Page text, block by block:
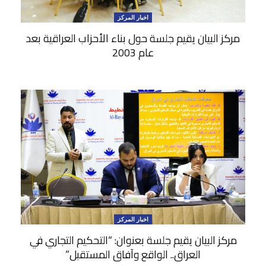
اخبار المركز
مركز البيان يقيم جلسة حول بناء الأحزاب العراقية بعد
عام 2003
اخبار المركز
مركز البيان يقيم جلسة بعنوان: “التحكيم التجاري في
العراق.. الواقع وآفاق المستقبل”